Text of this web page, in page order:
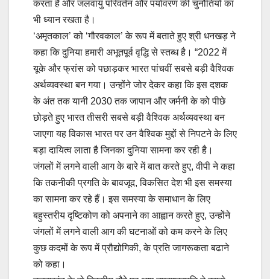
करता है और जलवायु परिवर्तन और पर्यावरण की चुनौतियों का
भी ध्यान रखता है।
‘अमृतकाल’ को ‘गौरवकाल’ के रूप में बताते हुए श्री धनखड़ ने
कहा कि दुनिया हमारी अभूतपूर्व वृद्धि से स्तब्ध है। “2022 में
यूके और फ्रांस को पछाड़कर भारत पांचवीं सबसे बड़ी वैश्विक
अर्थव्यवस्था बन गया। उन्होंने जोर देकर कहा कि इस दशक
के अंत तक यानी 2030 तक जापान और जर्मनी के को पीछे
छोड़ते हुए भारत तीसरी सबसे बड़ी वैश्विक अर्थव्यवस्था बन
जाएगा यह विकास भारत पर उन वैश्विक मुद्दों से निपटने के लिए
बड़ा दायित्व लाता है जिनका दुनिया सामना कर रही है।
जंगलों में लगने वाली आग के बारे में बात करते हुए, वीपी ने कहा
कि तकनीकी प्रगति के बावजूद, विकसित देश भी इस समस्या
का सामना कर रहे हैं। इस समस्या के समाधान के लिए
बहुस्तरीय दृष्टिकोण को अपनाने का आह्वान करते हुए, उन्होंने
जंगलों में लगने वाली आग की घटनाओं को कम करने के लिए
कुछ कदमों के रूप में प्रौद्योगिकी, के प्रति जागरूकता बढाने
को कहा।